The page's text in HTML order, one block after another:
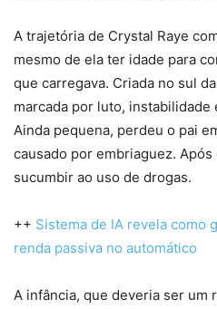
A trajetória de Crystal Raye
mesmo de ela ter idade para
que carregava. Criada no sul
marcada por luto, instabilidade
Ainda pequena, perdeu o pai
causado por embriaguez.
sucumbir ao uso de drogas.
++ Sistema de IA revela como
renda passiva no automático
A infância, que deveria ser